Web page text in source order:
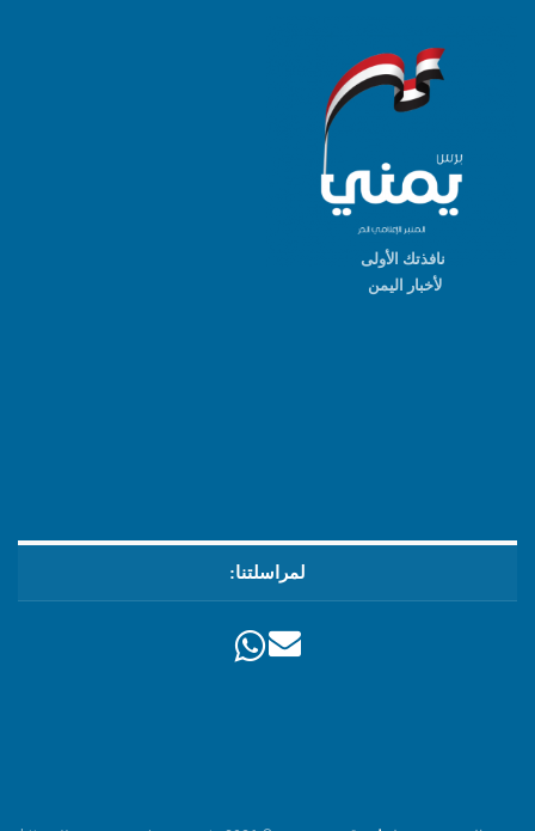
نافذتك الأولى
لأخبار اليمن
لمراسلتنا: